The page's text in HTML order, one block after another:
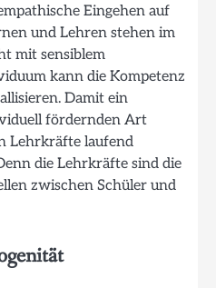
Eingehen auf
und Lehren stehen im
mit sensiblem
kann die Kompetenz
Damit ein
fördernden Art
Lehrkräfte laufend
die Lehrkräfte sind die
zwischen Schüler und